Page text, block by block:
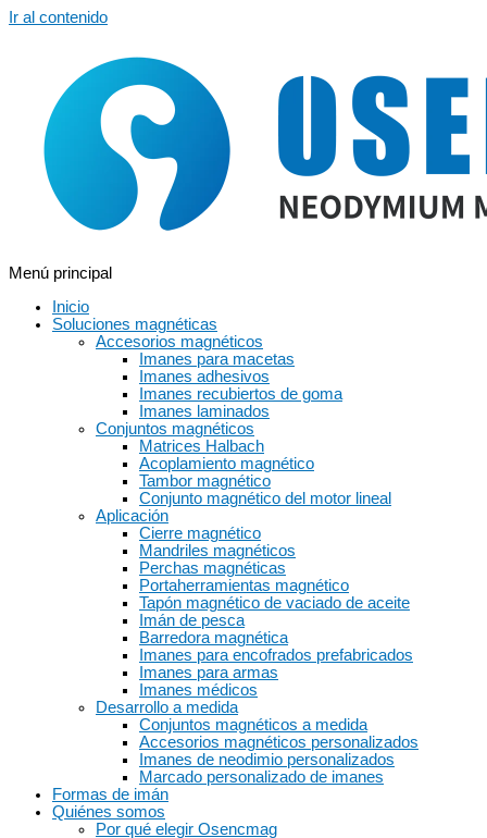
Ir al contenido
Menú principal
Inicio
Soluciones magnéticas
Accesorios magnéticos
Imanes para macetas
Imanes adhesivos
Imanes recubiertos de goma
Imanes laminados
Conjuntos magnéticos
Matrices Halbach
Acoplamiento magnético
Tambor magnético
Conjunto magnético del motor lineal
Aplicación
Cierre magnético
Mandriles magnéticos
Perchas magnéticas
Portaherramientas magnético
Tapón magnético de vaciado de aceite
Imán de pesca
Barredora magnética
Imanes para encofrados prefabricados
Imanes para armas
Imanes médicos
Desarrollo a medida
Conjuntos magnéticos a medida
Accesorios magnéticos personalizados
Imanes de neodimio personalizados
Marcado personalizado de imanes
Formas de imán
Quiénes somos
Por qué elegir Osencmag